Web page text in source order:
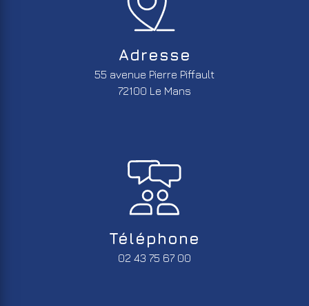
Adresse
55 avenue Pierre Piffault
72100 Le Mans
Téléphone
02 43 75 67 00